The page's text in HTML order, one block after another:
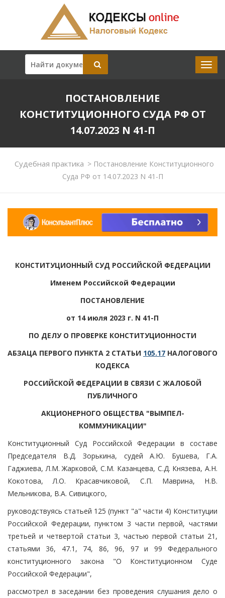
ПОСТАНОВЛЕНИЕ
КОНСТИТУЦИОННОГО СУДА РФ ОТ
14.07.2023 N 41-П
Судебная практика > Постановление Конституционного
Суда РФ от 14.07.2023 N 41-П
КОНСТИТУЦИОННЫЙ СУД РОССИЙСКОЙ ФЕДЕРАЦИИ
Именем Российской Федерации
ПОСТАНОВЛЕНИЕ
от 14 июля 2023 г. N 41-П
ПО ДЕЛУ О ПРОВЕРКЕ КОНСТИТУЦИОННОСТИ
АБЗАЦА ПЕРВОГО ПУНКТА 2 СТАТЬИ 105.17 НАЛОГОВОГО
КОДЕКСА
РОССИЙСКОЙ ФЕДЕРАЦИИ В СВЯЗИ С ЖАЛОБОЙ
ПУБЛИЧНОГО
АКЦИОНЕРНОГО ОБЩЕСТВА "ВЫМПЕЛ-
КОММУНИКАЦИИ"
Конституционный Суд Российской Федерации в составе
Председателя В.Д. Зорькина, судей А.Ю. Бушева, Г.А.
Гаджиева, Л.М. Жарковой, С.М. Казанцева, С.Д. Князева, А.Н.
Кокотова, Л.О. Красавчиковой, С.П. Маврина, Н.В.
Мельникова, В.А. Сивицкого,
руководствуясь статьей 125 (пункт "а" части 4) Конституции
Российской Федерации, пунктом 3 части первой, частями
третьей и четвертой статьи 3, частью первой статьи 21,
статьями 36, 47.1, 74, 86, 96, 97 и 99 Федерального
конституционного закона "О Конституционном Суде
Российской Федерации",
рассмотрел в заседании без проведения слушания дело о